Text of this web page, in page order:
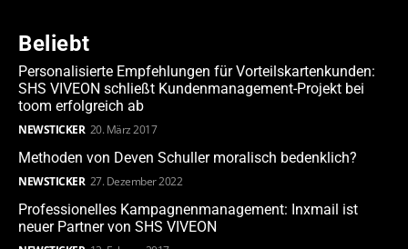
Beliebt
Personalisierte Empfehlungen für Vorteilskartenkunden:
SHS VIVEON schließt Kundenmanagement-Projekt bei
toom erfolgreich ab
NEWSTICKER 20. März 2017
Methoden von Deven Schuller moralisch bedenklich?
NEWSTICKER 27. Dezember 2022
Professionelles Kampagnenmanagement: Inxmail ist
neuer Partner von SHS VIVEON